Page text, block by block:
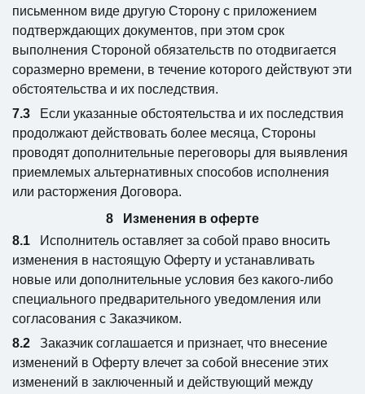
письменном виде другую Сторону с приложением
подтверждающих документов, при этом срок
выполнения Стороной обязательств по отодвигается
соразмерно времени, в течение которого действуют эти
обстоятельства и их последствия.
Если указанные обстоятельства и их последствия
продолжают действовать более месяца, Стороны
проводят дополнительные переговоры для выявления
приемлемых альтернативных способов исполнения
или расторжения Договора.
Изменения в оферте
Исполнитель оставляет за собой право вносить
изменения в настоящую Оферту и устанавливать
новые или дополнительные условия без какого-либо
специального предварительного уведомления или
согласования с Заказчиком.
Заказчик соглашается и признает, что внесение
изменений в Оферту влечет за собой внесение этих
изменений в заключенный и действующий между